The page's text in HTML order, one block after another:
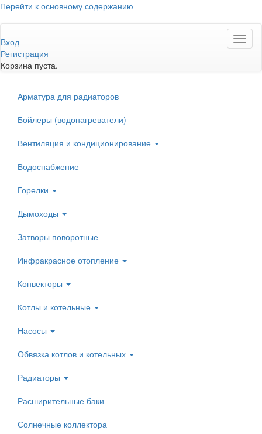
Перейти к основному содержанию
Вход
Регистрация
Корзина пуста.
Арматура для радиаторов
Бойлеры (водонагреватели)
Вентиляция и кондиционирование
Водоснабжение
Горелки
Дымоходы
Затворы поворотные
Инфракрасное отопление
Конвекторы
Котлы и котельные
Насосы
Обвязка котлов и котельных
Радиаторы
Расширительные баки
Солнечные коллектора